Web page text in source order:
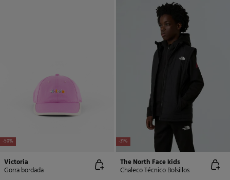
-50%
Victoria
Gorra bordada
-31%
The North Face kids
Chaleco Técnico Bolsillos